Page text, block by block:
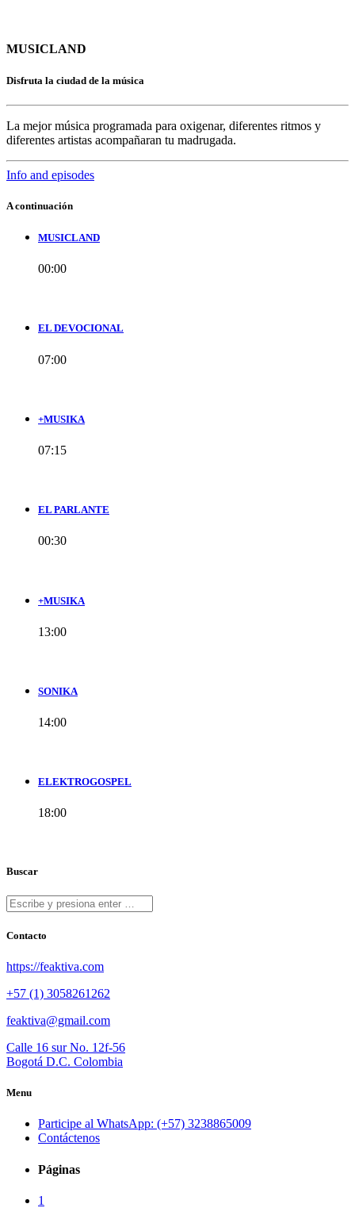
MUSICLAND
Disfruta la ciudad de la música
La mejor música programada para oxigenar, diferentes ritmos y
diferentes artistas acompañaran tu madrugada.
Info and episodes
A continuación
MUSICLAND
00:00
EL DEVOCIONAL
07:00
+MUSIKA
07:15
EL PARLANTE
00:30
+MUSIKA
13:00
SONIKA
14:00
ELEKTROGOSPEL
18:00
Buscar
Contacto
https://feaktiva.com
+57 (1) 3058261262
feaktiva@gmail.com
Calle 16 sur No. 12f-56
Bogotá D.C. Colombia
Menu
Participe al WhatsApp: (+57) 3238865009
Contáctenos
Páginas
1